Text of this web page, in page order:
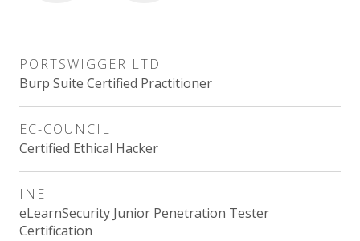
PORTSWIGGER LTD
Burp Suite Certified Practitioner
EC-COUNCIL
Certified Ethical Hacker
INE
eLearnSecurity Junior Penetration Tester
Certification